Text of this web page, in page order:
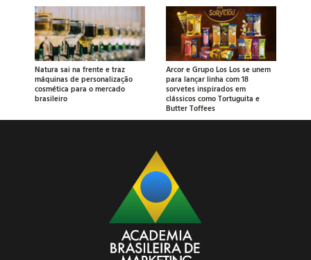
Natura sai na frente e traz
máquinas de personalização
cosmética para o mercado
brasileiro
Arcor e Grupo Los Los se unem
para lançar linha com 18
sorvetes inspirados em
clássicos como Tortuguita e
Butter Toffees